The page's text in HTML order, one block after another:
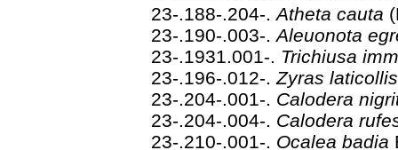
23-.188-.204-.Atheta cauta
23-.190-.003-.Aleuonota
23-.1931.001-. Trichiusa
23-.196-.012-. Zyras
23-.204-.001-. Calodera
23-.204-.004-. Calodera
23-.210-.001-. Ocalea badia